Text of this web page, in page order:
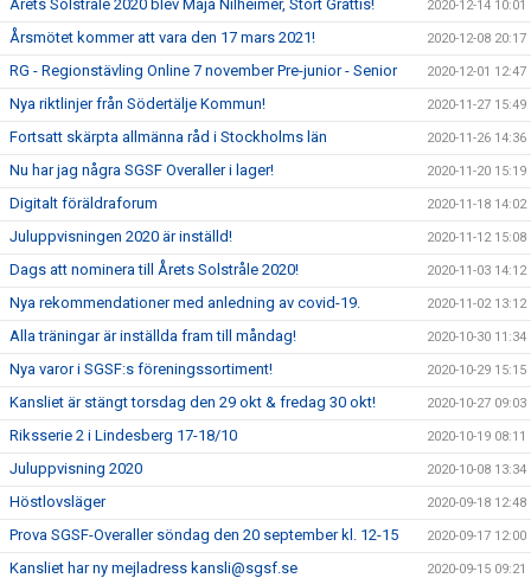
Årets Solstråle 2020 blev Maja Nilheimer, Stort Grattis! 2020-12-14 10:01
Årsmötet kommer att vara den 17 mars 2021! 2020-12-08 20:17
RG - Regionstävling Online 7 november Pre-junior - Senior 2020-12-01 12:47
Nya riktlinjer från Södertälje Kommun! 2020-11-27 15:49
Fortsatt skärpta allmänna råd i Stockholms län 2020-11-26 14:36
Nu har jag några SGSF Overaller i lager! 2020-11-20 15:19
Digitalt föräldraforum 2020-11-18 14:02
Juluppvisningen 2020 är inställd! 2020-11-12 15:08
Dags att nominera till Årets Solstråle 2020! 2020-11-03 14:12
Nya rekommendationer med anledning av covid-19. 2020-11-02 13:12
Alla träningar är inställda fram till måndag! 2020-10-30 11:34
Nya varor i SGSF:s föreningssortiment! 2020-10-29 15:15
Kansliet är stängt torsdag den 29 okt & fredag 30 okt! 2020-10-27 09:03
Riksserie 2 i Lindesberg 17-18/10 2020-10-19 08:11
Juluppvisning 2020 2020-10-08 13:34
Höstlovsläger 2020-09-18 12:48
Prova SGSF-Overaller söndag den 20 september kl. 12-15 2020-09-17 12:00
Kansliet har ny mejladress kansli@sgsf.se 2020-09-15 09:21